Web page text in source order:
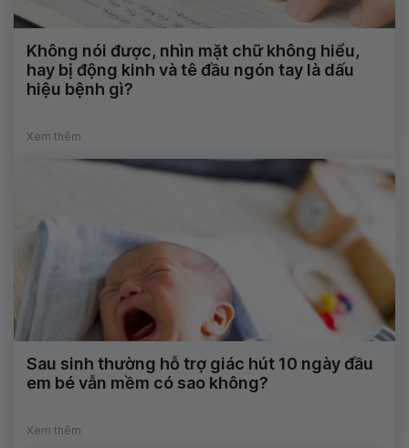
Không nói được, nhìn mặt chữ không hiểu,
hay bị động kinh và tê đầu ngón tay là dấu
hiệu bệnh gì?
Xem thêm
Sau sinh thường hỗ trợ giác hút 10 ngày đầu
em bé vẫn mềm có sao không?
Xem thêm